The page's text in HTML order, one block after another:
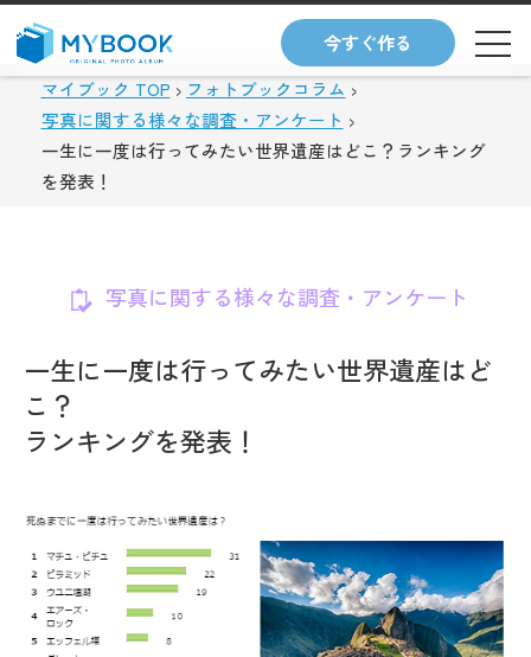
今すぐ作る
マイブック TOP
フォトブックコラム
写真に関する様々な調査・アンケート
一生に一度は行ってみたい世界遺産はどこ？ランキング
を発表！
写真に関する様々な調査・アンケート
一生に一度は行ってみたい世界遺産はど
こ？
ランキングを発表！